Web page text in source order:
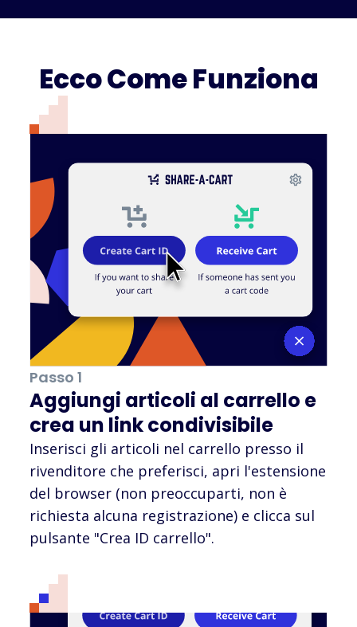
Ecco Come Funziona
Passo 1
Aggiungi articoli al carrello e
crea un link condivisibile
Inserisci gli articoli nel carrello presso il
rivenditore che preferisci, apri l'estensione
del browser (non preoccuparti, non è
richiesta alcuna registrazione) e clicca sul
pulsante "Crea ID carrello".